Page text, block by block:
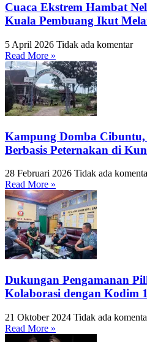
Cuaca Ekstrem Hambat
Kuala Pembuang Ikut
5 April 2026 Tidak ada komentar
Read More »
Kampung Domba
Berbasis Peternakan di
28 Februari 2026 Tidak ada
Read More »
Dukungan Pengamanan
Kolaborasi dengan Kodim
21 Oktober 2024 Tidak ada
Read More »